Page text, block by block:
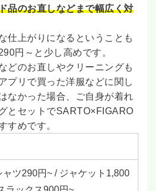
品のお直しなどまで幅広く対
仕上がりになるということも
円～と少し高めです。
どのお直しやクリーニングも
プリで買った洋服などに関し
なかった場合、ご自身が着れ
とセットでSARTO×FIGARO
すめです。
ャツ290円~ / ジャケット1,800